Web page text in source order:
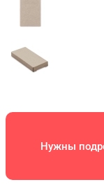
Нужны